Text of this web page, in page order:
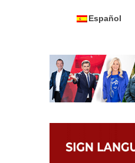
Español